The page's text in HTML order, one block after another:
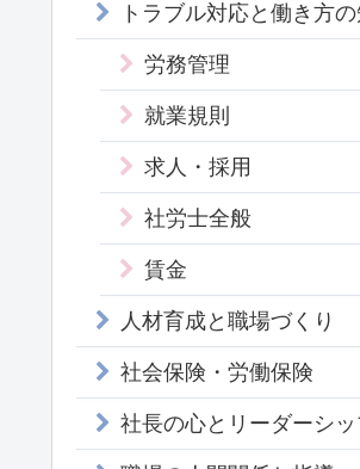
トラブル対応と働き方
労務管理
就業規則
求人・採用
社労士全般
賃金
人材育成と職場づくり
社会保険・労働保険
社長の心とリーダーシ